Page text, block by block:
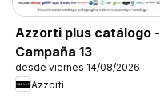
Azzorti plus catálogo -
Campaña 13
desde viernes 14/08/2026
Azzorti